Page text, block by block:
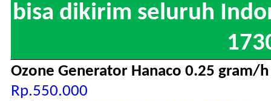
bisa dikirim seluruh
Ozone Generator Hanaco 0.25 gram/h
Rp.550.000